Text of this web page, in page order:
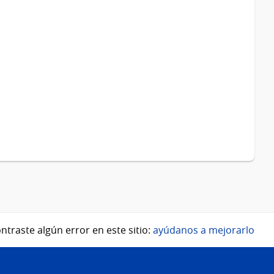
algún error en este sitio: ayúdanos a mejorarlo